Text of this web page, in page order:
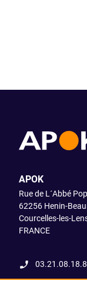
APOK
Rue de L´Abbé
62256 Henin-
Courcelles-les-
FRANCE